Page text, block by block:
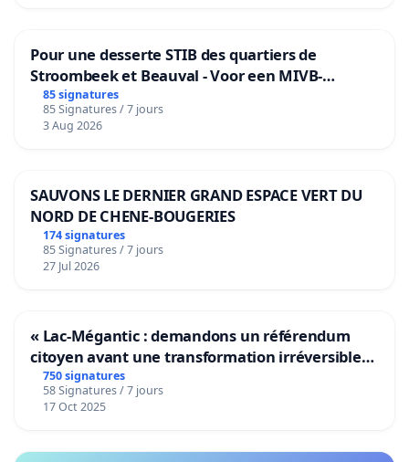
Pour une desserte STIB des quartiers de
Stroombeek et Beauval - Voor een MIVB-
bediening van de wijken Strombeek en Het
Voor
85 signatures
85 Signatures / 7 jours
3 Aug 2026
SAUVONS LE DERNIER GRAND ESPACE VERT DU
NORD DE CHENE-BOUGERIES
174 signatures
85 Signatures / 7 jours
27 Jul 2026
« Lac-Mégantic : demandons un référendum
citoyen avant une transformation irréversible
de notre territoire »
750 signatures
58 Signatures / 7 jours
17 Oct 2025